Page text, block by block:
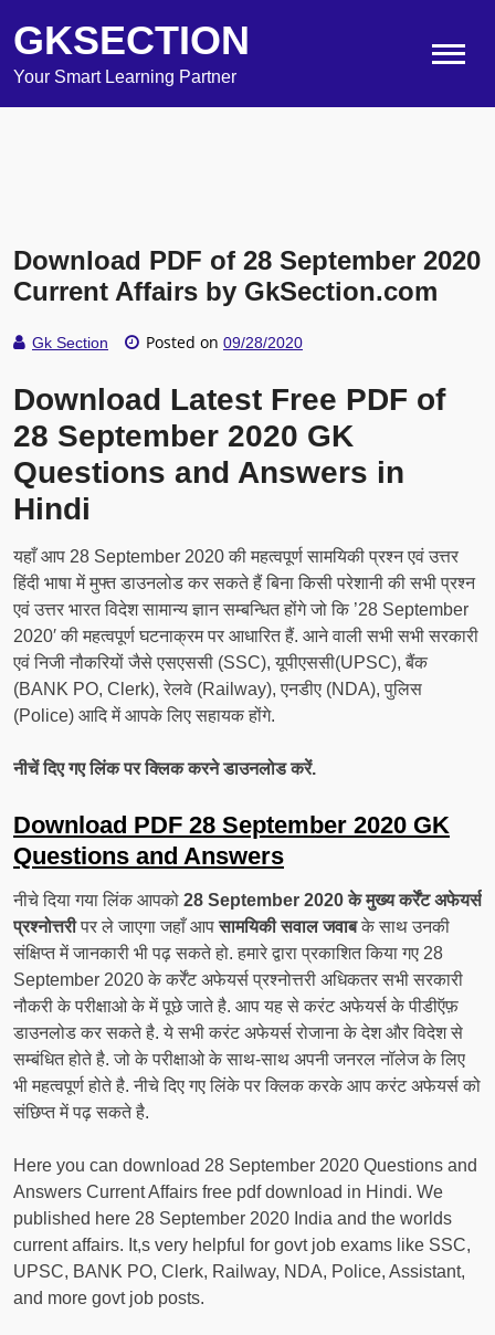
GKSECTION
Your Smart Learning Partner
Download PDF of 28 September 2020
Current Affairs by GkSection.com
Gk Section Posted on 09/28/2020
Download Latest Free PDF of
28 September 2020 GK
Questions and Answers in
Hindi
यहाँ आप 28 September 2020 की महत्वपूर्ण सामयिकी प्रश्न एवं उत्तर
हिंदी भाषा में मुफ्त डाउनलोड कर सकते हैं बिना किसी परेशानी की सभी प्रश्न
एवं उत्तर भारत विदेश सामान्य ज्ञान सम्बन्धित होंगे जो कि ’28 September
2020′ की महत्वपूर्ण घटनाक्रम पर आधारित हैं. आने वाली सभी सभी सरकारी
एवं निजी नौकरियों जैसे एसएससी (SSC), यूपीएससी(UPSC), बैंक
(BANK PO, Clerk), रेलवे (Railway), एनडीए (NDA), पुलिस
(Police) आदि में आपके लिए सहायक होंगे.
नीचें दिए गए लिंक पर क्लिक करने डाउनलोड करें.
Download PDF 28 September 2020 GK
Questions and Answers
नीचे दिया गया लिंक आपको 28 September 2020 के मुख्य कर्रेंट अफेयर्स
प्रश्नोत्तरीपर ले जाएगा जहाँ आपसामयिकी सवाल जवाबके साथ उनकी
संक्षिप्त में जानकारी भी पढ़ सकते हो. हमारे द्वारा प्रकाशित किया गए 28
September 2020 के कर्रेंट अफेयर्स प्रश्नोत्तरी अधिकतर सभी सरकारी
नौकरी के परीक्षाओ के में पूछे जाते है. आप यह से करंट अफेयर्स के पीडीऍफ़
डाउनलोड कर सकते है. ये सभी करंट अफेयर्स रोजाना के देश और विदेश से
सम्बंधित होते है. जो के परीक्षाओ के साथ-साथ अपनी जनरल नॉलेज के लिए
भी महत्वपूर्ण होते है. नीचे दिए गए लिंके पर क्लिक करके आप करंट अफेयर्स को
संछिप्त में पढ़ सकते है.
Here you can download 28 September 2020 Questions and
Answers Current Affairs free pdf download in Hindi. We
published here 28 September 2020 India and the worlds
current affairs. It,s very helpful for govt job exams like SSC,
UPSC, BANK PO, Clerk, Railway, NDA, Police, Assistant,
and more govt job posts.